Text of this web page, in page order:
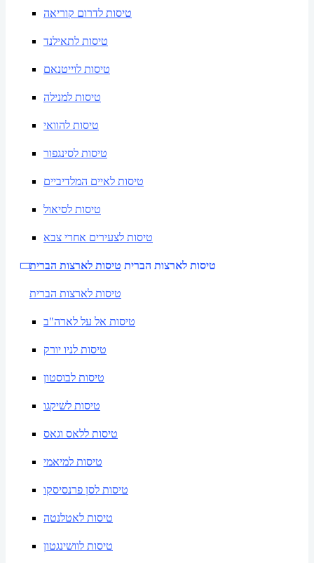
טיסות לדרום קוריאה
טיסות לתאילנד
טיסות לוייטנאם
טיסות למנילה
טיסות להוואי
טיסות לסינגפור
טיסות לאיים המלדיביים
טיסות לסיאול
טיסות לצעירים אחרי צבא
טיסות לארצות הברית טיסות לארצות הברית
טיסות לארצות הברית
טיסות אל על לארה"ב
טיסות לניו יורק
טיסות לבוסטון
טיסות לשיקגו
טיסות ללאס וגאס
טיסות למיאמי
טיסות לסן פרנסיסקו
טיסות לאטלנטה
טיסות לוושינגטון